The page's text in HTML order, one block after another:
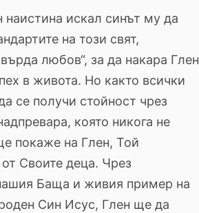
наистина искал синът му да
на този свят,
любов“, за да накара Глен
в живота. Но както всички
се получи стойност чрез
която никога не
покаже на Глен, Той
Своите деца. Чрез
Баща и живия пример на
Син Исус, Глен ще да